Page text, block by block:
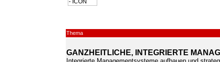
Thema
GANZHEITLICHE, INTEGRIERTE